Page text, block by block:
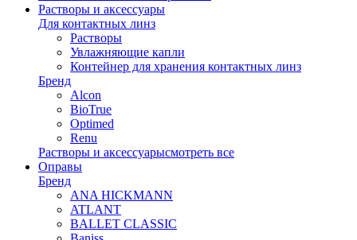
Растворы и аксессуары
Для контактных линз
Растворы
Увлажняющие капли
Контейнер для хранения контактных линз
Бренд
Alcon
BioTrue
Optimed
Renu
Растворы и аксессуарысмотреть все
Оправы
Бренд
ANA HICKMANN
ATLANT
BALLET CLASSIC